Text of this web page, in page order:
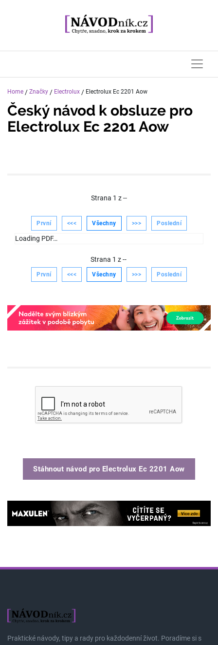
Home / Značky / Electrolux / Electrolux Ec 2201 Aow
Český návod k obsluze pro
Electrolux Ec 2201 Aow
Strana 1 z--
První <<< Všechny >>> Poslední
Loading PDF…
Strana 1 z--
První <<< Všechny >>> Poslední
Stáhnout návod pro Electrolux Ec 2201 Aow
Praktické návody, tipy a rady pro každodenní život. Poradíme si s